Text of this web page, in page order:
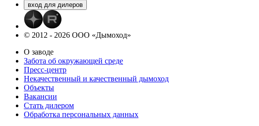
© 2012 - 2026 ООО «Дымоход»
О заводе
Забота об окружающей среде
Пресс-центр
Некачественный и качественный дымоход
Объекты
Вакансии
Стать дилером
Обработка персональных данных